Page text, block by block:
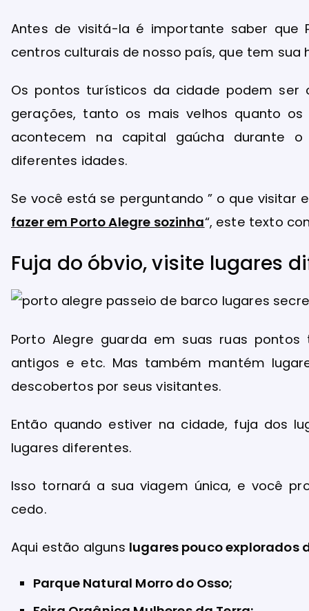
Antes de visitá-la é importante saber que
centros culturais de nosso país, que tem
Os pontos turísticos da cidade podem ser
gerações, tanto os mais velhos quanto
acontecem na capital gaúcha durante
diferentes idades.
Se você está se perguntando ” o que visitar
fazer em Porto Alegre sozinha“, este texto
Fuja do óbvio, visite lugares
Porto Alegre guarda em suas ruas
antigos e etc. Mas também mantém
descobertos por seus visitantes.
Então quando estiver na cidade, fuja dos
lugares diferentes.
Isso tornará a sua viagem única, e você
cedo.
Aqui estão alguns lugares pouco explorados
Parque Natural Morro do Osso;